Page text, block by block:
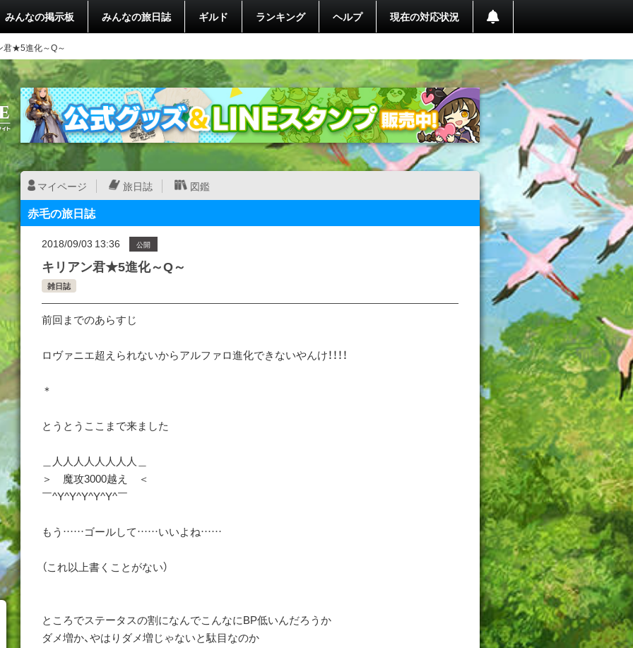
みんなの掲示板 みんなの旅日誌 ギルド ランキング ヘルプ 現在の対応状況
君★5進化～Q～
マイページ 旅日誌 図鑑
赤毛の旅日誌
2018/09/03 13:36 公開
キリアン君★5進化～Q～
雑日誌
前回までのあらすじ
ロヴァニエ超えられないからアルファロ進化できないやんけ！！！！
＊
とうとうここまで来ました
＿人人人人人人人人＿
＞ 魔攻3000越え ＜
￣^Y^Y^Y^Y^Y^￣
もう……ゴールして……いいよね……
（これ以上書くことがない）
ところでステータスの割になんでこんなにBP低いんだろうか
ダメ増か、やはりダメ増じゃないと駄目なのか